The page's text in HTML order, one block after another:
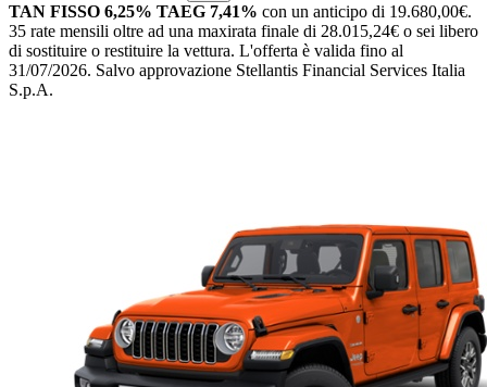
TAN FISSO 6,25% TAEG 7,41% con un anticipo di 19.680,00€.
35 rate mensili oltre ad una maxirata finale di 28.015,24€ o sei libero
di sostituire o restituire la vettura. L'offerta è valida fino al
31/07/2026. Salvo approvazione Stellantis Financial Services Italia
S.p.A.